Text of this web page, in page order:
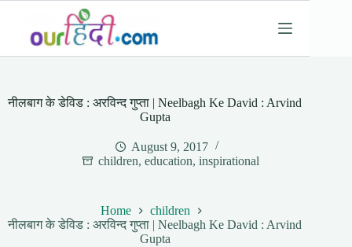
content
नीलबाग के डेविड : अरविन्द गुप्ता | Neelbagh Ke David : Arvind
Gupta
August 9, 2017
children, education, inspirational
Home
children
नीलबाग के डेविड : अरविन्द गुप्ता | Neelbagh Ke David : Arvind
Gupta